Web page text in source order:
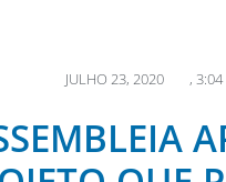
JULHO 23, 2020 , 3:04